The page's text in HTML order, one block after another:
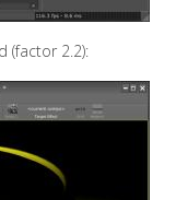
(factor 2.2):